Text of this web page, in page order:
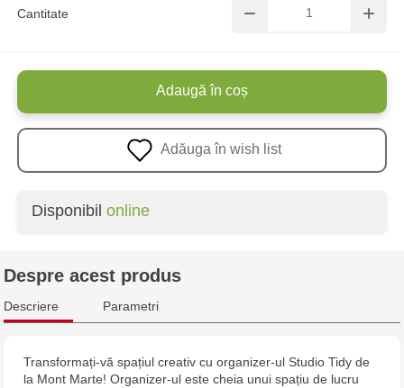
Cantitate
Adaugă în coș
Adăuga în wish list
Disponibil online
Despre acest produs
Descriere Parametri
Transformați-vă spațiul creativ cu organizer-ul Studio Tidy de
la Mont Marte! Organizer-ul este cheia unui spațiu de lucru